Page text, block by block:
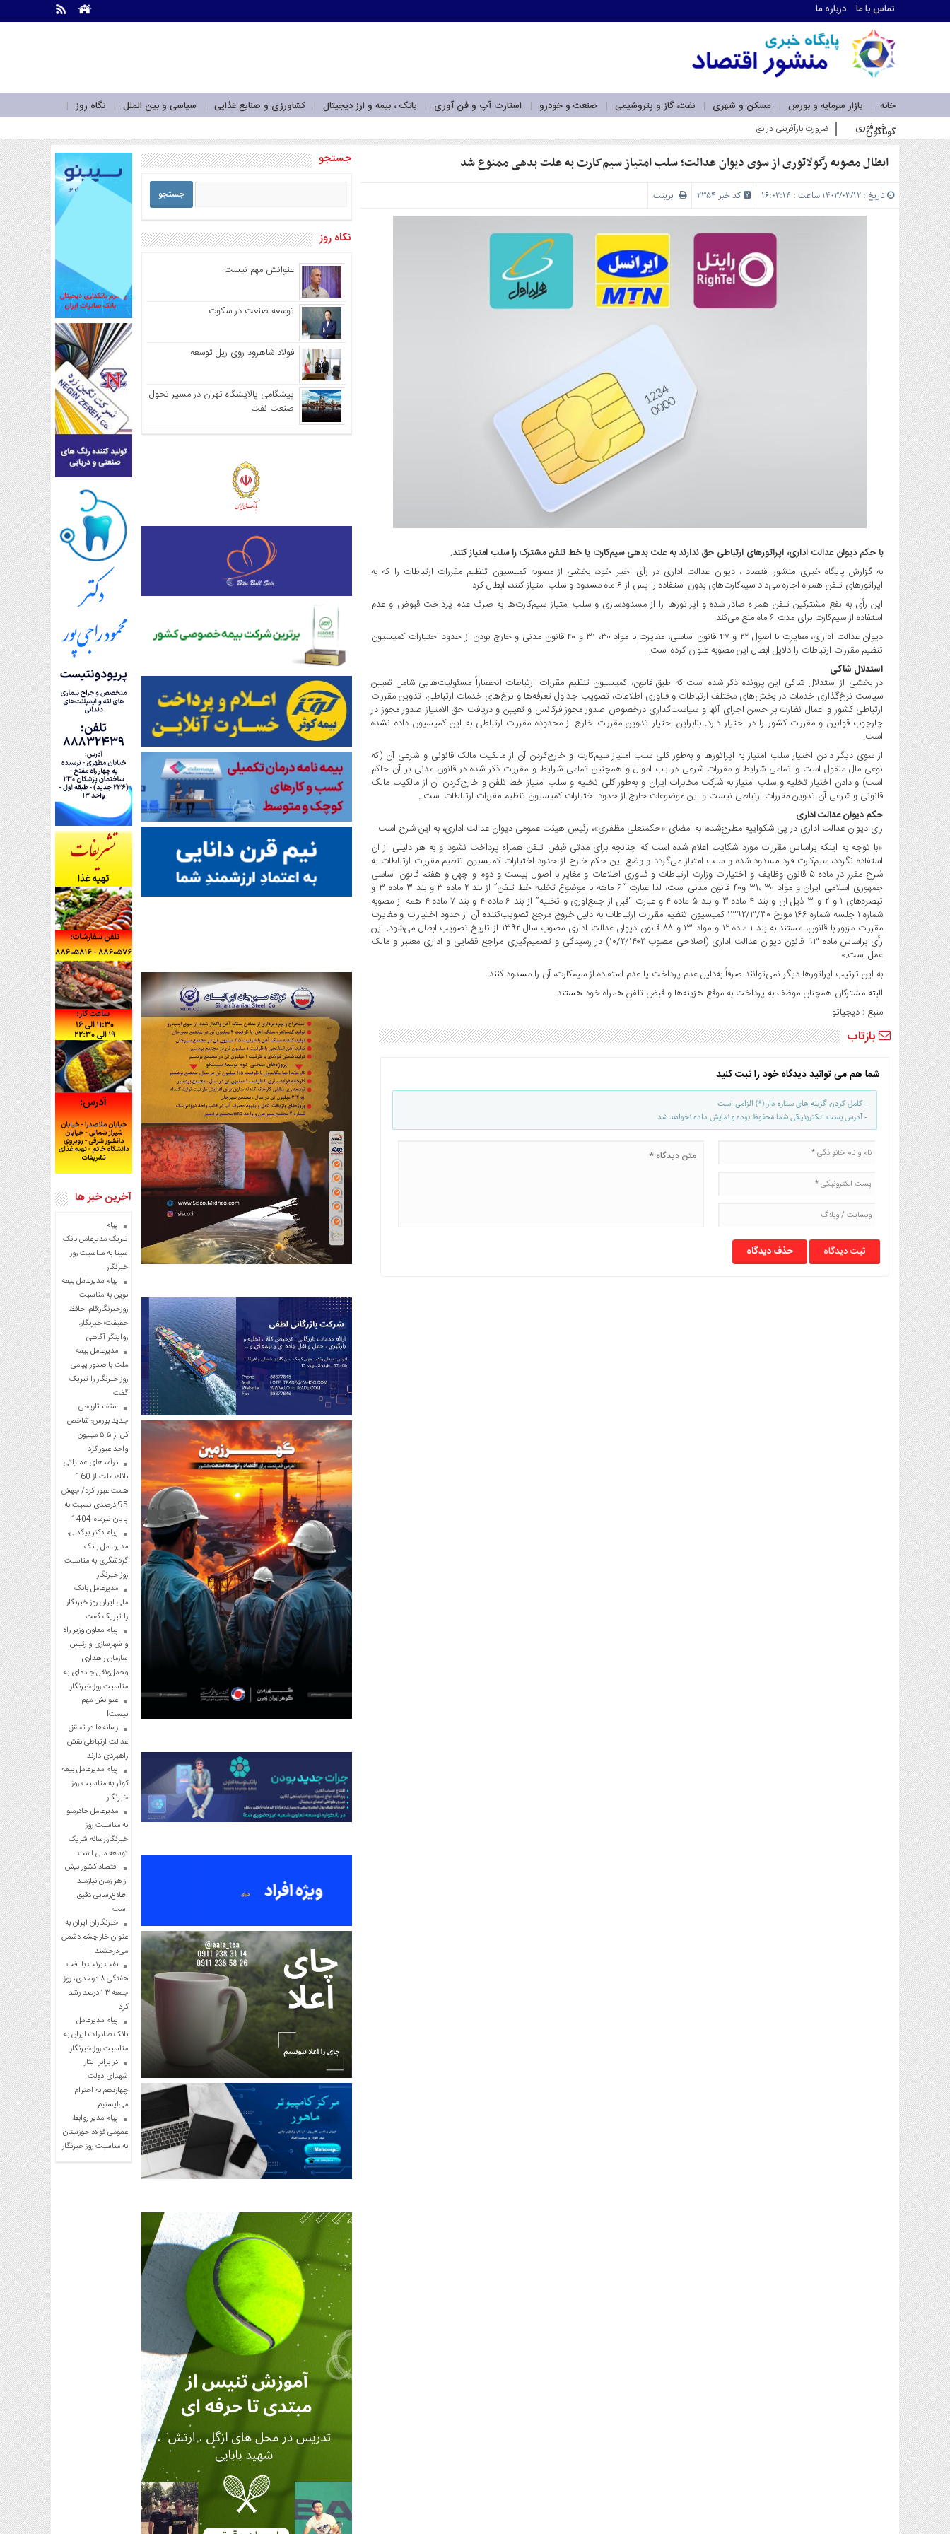
تماس با ما درباره ما
خانه بازار سرمایه و بورس مسکن و شهری نفت، گاز و پتروشیمی صنعت و خودرو استارت آپ و فن آوری بانک ، بیمه و ارز دیجیتال کشاورزی و صنایع غذایی سیاسی و بین الملل
نگاه روز
گوناگون
ما
درباره
سرویس
ها
خانه
بازار
سرمایه
و
بورس
مسکن
و
شهری
نفت،
گاز
و
پتروشیمی
صنعت
و
خودرو
استارت
آپ
و
فن
آوری
بانک
،
بیمه
و
ارز
دیجیتال
کشاورزی
و
صنایع
غذایی
سیاسی
و
بین
الملل
نگاه
روز
گوناگون
خبر فوری ضرورت بازآفرینی در نقشه راه لجستیک و کریدورهای کشور با توجه به پارادایم منطقه‌ای جدید_
ابطال مصوبه رگولاتوری از سوی دیوان عدالت؛ سلب امتیاز سیم‌کارت به علت بدهی ممنوع شد
تاریخ : ۱۴۰۳/۰۳/۱۲ ساعت : ۱۶:۰۲:۱۴ کد خبر 2354 پرینت
با حکم دیوان عدالت اداری، اپراتورهای ارتباطی حق ندارند به علت بدهی سیم‌کارت یا خط تلفن مشترک را سلب امتیاز کنند.
به گزارش پایگاه خبری منشور اقتصاد ، دیوان عدالت اداری در رأی اخیر خود، بخشی از مصوبه کمیسیون تنظیم مقررات ارتباطات را که به
اپراتورهای تلفن همراه اجازه می‌داد سیم‌کارت‌های بدون استفاده را پس از ۶ ماه مسدود و سلب امتیاز کنند، ابطال کرد.
این رأی به نفع مشترکین تلفن همراه صادر شده و اپراتورها را از مسدودسازی و سلب امتیاز سیم‌کارت‌ها به صرف عدم پرداخت قبوض و عدم
استفاده از سیم‌کارت برای مدت ۶ ماه منع می‌کند.
دیوان عدالت ادارای، مغایرت با اصول ۲۲ و ۴۷ قانون اساسی، مغایرت با مواد ۳۰، ۳۱ و ۴۰ قانون مدنی و خارج بودن از حدود اختیارات کمیسیون
تنظیم مقررات ارتباطات را دلایل ابطال این مصوبه عنوان کرده است.
استدلال شاکی
در بخشی از استدلال شاکی این پرونده ذکر شده است که طبق قانون، کمیسیون تنظیم مقررات ارتباطات انحصاراً مسئولیت‌هایی شامل تعیین
سیاست نرخ‌گذاری خدمات در بخش‌های مختلف ارتباطات و فناوری اطلاعات، تصویب جداول تعرفه‌ها و نرخ‌های خدمات ارتباطی، تدوین مقررات
ارتباطی کشور و اعمال نظارت بر حسن اجرای آنها و سیاست‌گذاری درخصوص صدور مجوز فرکانس و تعیین و دریافت حق الامتیاز صدور مجوز در
چارچوب قوانین و مقررات کشور را در اختیار دارد. بنابراین اختیار تدوین مقررات خارج از محدوده مقررات ارتباطی به این کمیسیون داده نشده
است.
از سوی دیگر دادن اختیار سلب امتیاز به اپراتورها و به‌طور کلی سلب امتیاز سیم‌کارت و خارج‌کردن آن از مالکیت مالک قانونی و شرعی آن (که
نوعی مال منقول است و تمامی شرایط و مقررات شرعی در باب اموال و همچنین تمامی شرایط و مقررات ذکر شده در قانون مدنی بر آن حاکم
است) و دادن اختیار تخلیه و سلب امتیاز به شرکت مخابرات ایران و به‌طور کلی تخلیه و سلب امتیاز خط تلفن و خارج‌کردن آن از مالکیت مالک
قانونی و شرعی آن تدوین مقررات ارتباطی نیست و این موضوعات خارج از حدود اختیارات کمیسیون تنظیم مقررات ارتباطات است .
حکم دیوان عدالت اداری
رای دیوان عدالت اداری در پی شکواییه مطرح‌شده، به امضای «حکمتعلی مظفری»، رئیس هیئت عمومی دیوان عدالت اداری، به این شرح است:
«با توجه به اینکه براساس مقررات مورد شکایت اعلام شده است که چنانچه برای مدتی قبض تلفن همراه پرداخت نشود و به هر دلیلی از آن
استفاده نگردد، سیم‌کارت فرد مسدود شده و سلب امتیاز می‌گردد و وضع این حکم خارج از حدود اختیارات کمیسیون تنظیم مقررات ارتباطات به
شرح مقرر در ماده ۵ قانون وظایف و اختیارات وزارت ارتباطات و فناوری اطلاعات و مغایر با اصول بیست و دوم و چهل و هفتم قانون اساسی
جمهوری اسلامی ایران و مواد ۳۰ ،۳۱ و۴۰ قانون مدنی است، لذا عبارت “۶ ماهه با موضوع تخلیه خط تلفن” از بند ۲ ماده ۳ و بند ۳ ماده ۳ و
تبصره‌های ۱ و ۲ و ۳ ذیل آن و بند ۴ ماده ۳ و بند ۵ ماده ۴ و عبارت “قبل از جمع‌آوری و تخلیه” از بند ۶ ماده ۴ و بند ۷ ماده ۴ همه از مصوبه
شماره ۱ جلسه شماره ۱۶۶ مورخ ۱۳۹۲/۳/۳۰ کمیسیون تنظیم مقررات ارتباطات به دلیل خروج مرجع تصویب‌کننده آن از حدود اختیارات و مغایرت
مقررات مزبور با قانون، مستند به بند ۱ ماده ۱۲ و مواد ۱۳ و ۸۸ قانون دیوان عدالت اداری مصوب سال ۱۳۹۲ از تاریخ تصویب ابطال می‌شود. این
رأی براساس ماده ۹۳ قانون دیوان عدالت اداری (اصلاحی مصوب ۱۰/۲/۱۴۰۲) در رسیدگی و تصمیم‌گیری مراجع قضایی و اداری معتبر و مالک
عمل است.»
به این ترتیب اپراتورها دیگر نمی‌توانند صرفاً به‌دلیل عدم پرداخت یا عدم استفاده از سیم‌کارت، آن را مسدود کنند.
البته مشترکان همچنان موظف به پرداخت به موقع هزینه‌ها و قبض تلفن همراه خود هستند.
منبع : دیجیاتو
بازتاب
شما هم می توانید دیدگاه خود را ثبت کنید
- کامل کردن گزینه های ستاره دار (*) الزامی است
- آدرس پست الکترونیکی شما محفوظ بوده و نمایش داده نخواهد شد
حذف دیدگاه
جستجو
نگاه روز
عنوانش مهم نیست!
توسعه صنعت در سکوت
فولاد شاهرود روی ریل توسعه
پیشگامی پالایشگاه تهران در مسیر تحول
صنعت نفت
آخرین خبر ها
پیام
تبریک مدیرعامل بانک
سینا به مناسبت روز
خبرنگار
پیام مدیرعامل بیمه
نوین به مناسبت
روزخبرنگار:قلم، حافظ
حقیقت؛ خبرنگار،
روایتگر آگاهی
مدیرعامل بیمه
ملت با صدور پیامی
روز خبرنگار را تبریک
گفت
سقف تاریخی
جدید بورس؛ شاخص
کل از ۵.۵ میلیون
واحد عبور کرد
درآمدهای عملیاتی
بانك ملت از 160
همت عبور كرد/ جهش
95 درصدی نسبت به
پایان تیرماه 1404
پیام دکتر بیگدلی،
مدیرعامل بانک
گردشگری به مناسبت
روز خبرنگار
مدیرعامل بانک
ملی ایران روز خبرنگار
را تبریک گفت
پیام معاون وزیر راه
و شهرسازی و رئیس
سازمان راهداری
وحمل‌ونقل جاده‌ای به
مناسبت روز خبرنگار
عنوانش مهم
نیست!
رسانه‌ها در تحقق
عدالت ارتباطی نقش
راهبردی دارند
پیام مدیرعامل بیمه
کوثر به مناسبت روز
خبرنگار
مدیرعامل چادرملو
به مناسبت روز
خبرنگار:رسانه شریک
توسعه ملی است
اقتصاد کشور بیش
از هر زمان نیازمند
اطلاع‌رسانی دقیق
است
خبرنگاران ایران به
عنوان خار چشم دشمن
می‌درخشند
نفت برنت با افت
هفتگی ۸ درصدی، روز
جمعه ۱.۳ درصد رشد
کرد
پیام مدیرعامل
بانک صادرات ایران به
مناسبت روز خبرنگار
در برابر ایثار
شهدای دولت
چهاردهم به احترام
می‌ایستیم
پیام مدیر روابط
عمومی فولاد خوزستان
به مناسبت روز خبرنگار